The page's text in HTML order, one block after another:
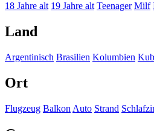
18 Jahre alt 19 Jahre alt Teenager Milf
Land
Argentinisch Brasilien Kolumbien
Ort
Flugzeug Balkon Auto Strand